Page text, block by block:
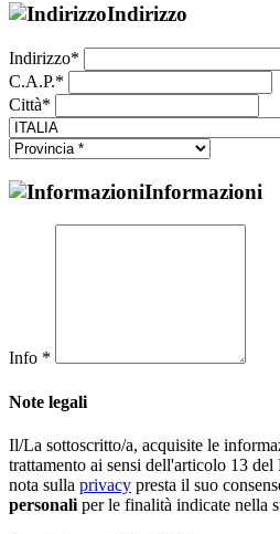
Indirizzo
Indirizzo*
C.A.P.*
Città*
Informazioni
Info *
Note legali
Il/La sottoscritto/a, acquisite le
trattamento ai sensi dell'articolo 13
nota sulla privacy presta il suo
personali per le finalità indicate nella